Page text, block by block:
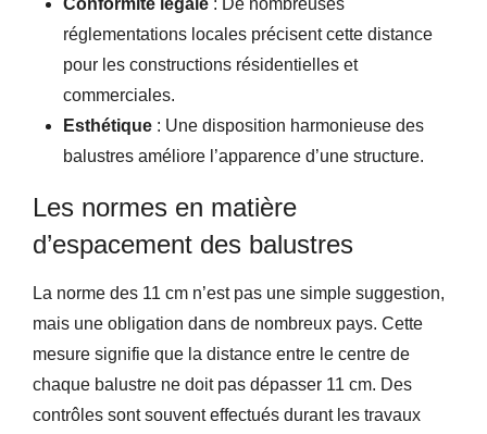
réglementations locales précisent cette distance
pour les constructions résidentielles et
commerciales.
Esthétique : Une disposition harmonieuse des
balustres améliore l’apparence d’une structure.
Les normes en matière
d’espacement des balustres
La norme des 11 cm n’est pas une simple suggestion,
mais une obligation dans de nombreux pays. Cette
mesure signifie que la distance entre le centre de
chaque balustre ne doit pas dépasser 11 cm. Des
contrôles sont souvent effectués durant les travaux